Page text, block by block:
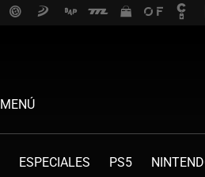
MENÚ
ESPECIALES PS5